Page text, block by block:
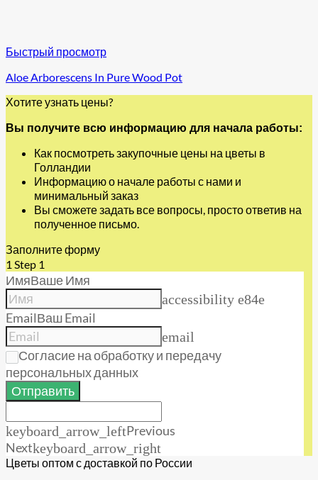
Быстрый просмотр
Aloe Arborescens In Pure Wood Pot
Хотите узнать цены?
Вы получите всю информацию для начала работы:
Как посмотреть закупочные цены на цветы в
Голландии
Информацию о начале работы с нами и
минимальный заказ
Вы сможете задать все вопросы, просто ответив на
полученное письмо.
Заполните форму
1 Step 1
ИмяВаше Имя
accessibility e84e
EmailВаш Email
email
Согласие на обработку и передачу
персональных данных
Отправить
keyboard_arrow_leftPrevious
Nextkeyboard_arrow_right
Цветы оптом с доставкой по России